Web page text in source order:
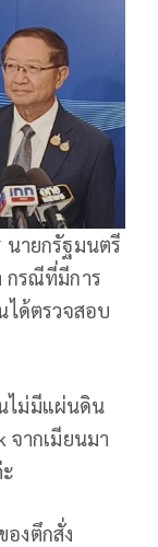
นายกรัฐมนตรี
กรณีที่มีการ
ด้ตรวจสอบ
ไม่มีแผ่นดิน
จากเมียนมา
องตึกสั่ง